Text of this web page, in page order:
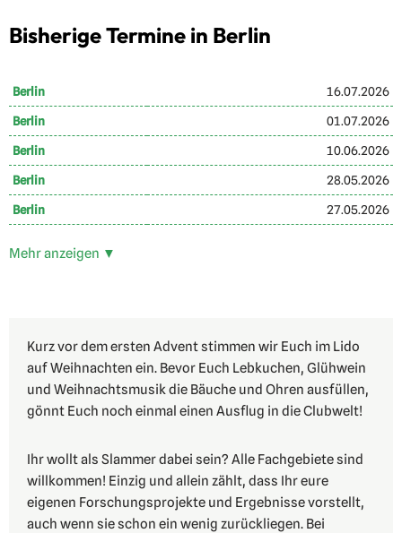
Kurz vor dem ersten Advent stimmen wir Euch im Lido
auf Weihnachten ein. Bevor Euch Lebkuchen, Glühwein
und Weihnachtsmusik die Bäuche und Ohren ausfüllen,
gönnt Euch noch einmal einen Ausflug in die Clubwelt!
Ihr wollt als Slammer dabei sein? Alle Fachgebiete sind
willkommen! Einzig und allein zählt, dass Ihr eure
eigenen Forschungsprojekte und Ergebnisse vorstellt,
auch wenn sie schon ein wenig zurückliegen. Bei
Bisherige Termine in Berlin
Berlin 16.07.2026
Berlin 01.07.2026
Berlin 10.06.2026
Berlin 28.05.2026
Berlin 27.05.2026
Mehr anzeigen ▼